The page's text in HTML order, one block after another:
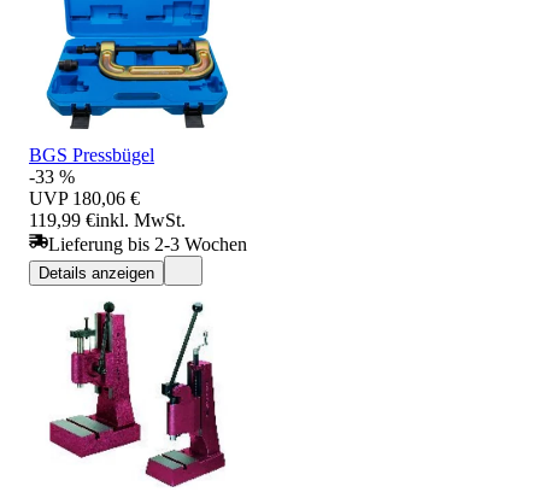
BGS Pressbügel
-33 %
UVP 180,06 €
119,99 €inkl. MwSt.
Lieferung bis 2-3 Wochen
Details anzeigen